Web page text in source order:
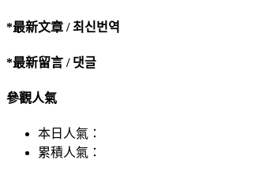
*最新文章 / 최신번역
*最新留言 / 댓글
參觀人氣
本日人氣：
累積人氣：